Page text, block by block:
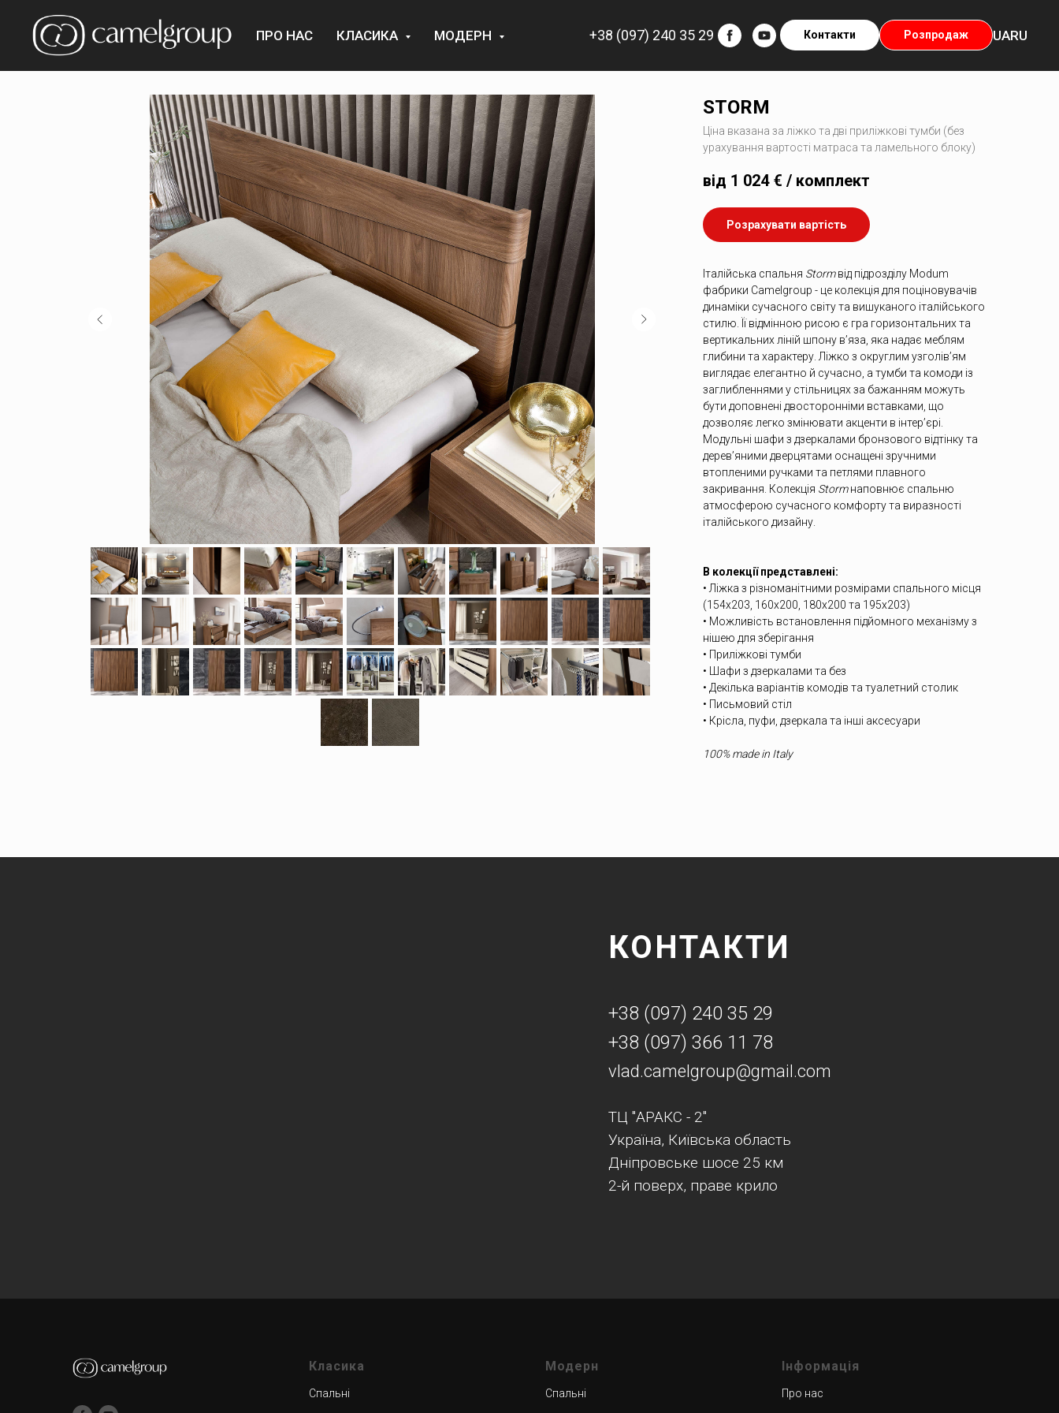
ПРО НАС КЛАСИКА МОДЕРН +38 (097) 240 35 29 Контакти Розпродаж UARU
STORM
Ціна вказана за ліжко та дві приліжкові тумби (без
урахування вартості матраса та ламельного блоку)
від 1 024 € / комплект
Розрахувати вартість
Італійська спальня Stormвід підрозділу Modum
фабрики Camelgroup - це колекція для поціновувачів
динаміки сучасного світу та вишуканого італійського
стилю. Її відмінною рисою є гра горизонтальних та
вертикальних ліній шпону в’яза, яка надає меблям
глибини та характеру. Ліжко з округлим узголів’ям
виглядає елегантно й сучасно, а тумби та комоди із
заглибленнями у стільницях за бажанням можуть
бути доповнені двосторонніми вставками, що
дозволяє легко змінювати акценти в інтер’єрі.
Модульні шафи з дзеркалами бронзового відтінку та
дерев’яними дверцятами оснащені зручними
втопленими ручками та петлями плавного
закривання. Колекція Stormнаповнює спальню
атмосферою сучасного комфорту та виразності
італійського дизайну.
В колекції представлені:
• Ліжка з різноманітними розмірами спального місця
(154х203, 160х200, 180х200 та 195х203)
• Можливість встановлення підйомного механізму з
нішею для зберігання
• Приліжкові тумби
• Шафи з дзеркалами та без
• Декілька варіантів комодів та туалетний столик
• Письмовий стіл
• Крісла, пуфи, дзеркала та інші аксесуари
100% made in Italy
+38 (097) 240 35 29
+38 (097) 366 11 78
КОНТАКТИ
vlad.camelgroup@gmail.com
ТЦ "АРАКС - 2"
Україна, Київська область
Дніпровське шосе 25 км
2-й поверх, праве крило
Класика
Спальні
Модерн
Спальні
Інформація
Про нас